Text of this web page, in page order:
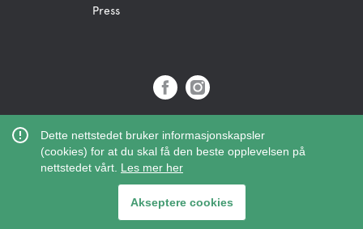
Dette nettstedet bruker informasjonskapsler
(cookies) for at du skal få den beste opplevelsen på
nettstedet vårt. Les mer her
Akseptere cookies
Press
Org.Nr: 559121-9463